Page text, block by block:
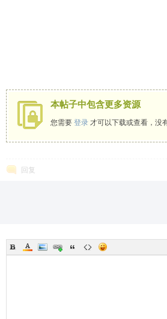
本帖子中包含更多资源
您需要 登录 才可以下载或查看，没
回复